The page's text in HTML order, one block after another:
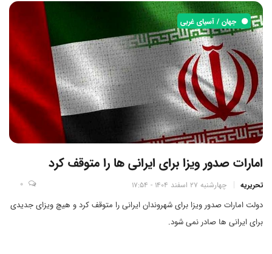
جهان / آسیای غربی
امارات صدور ویزا برای ایرانی ها را متوقف کرد
تحریریه چهارشنبه 27 اسفند 1404 - 17:54 0
دولت امارات صدور ویزا برای شهروندان ایرانی را متوقف کرد و هیچ ویزای جدیدی
برای ایرانی ها صادر نمی شود.